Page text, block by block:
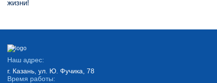
жизни!
Наш адрес:
г. Казань, ул. Ю. Фучика, 78
Время работы: